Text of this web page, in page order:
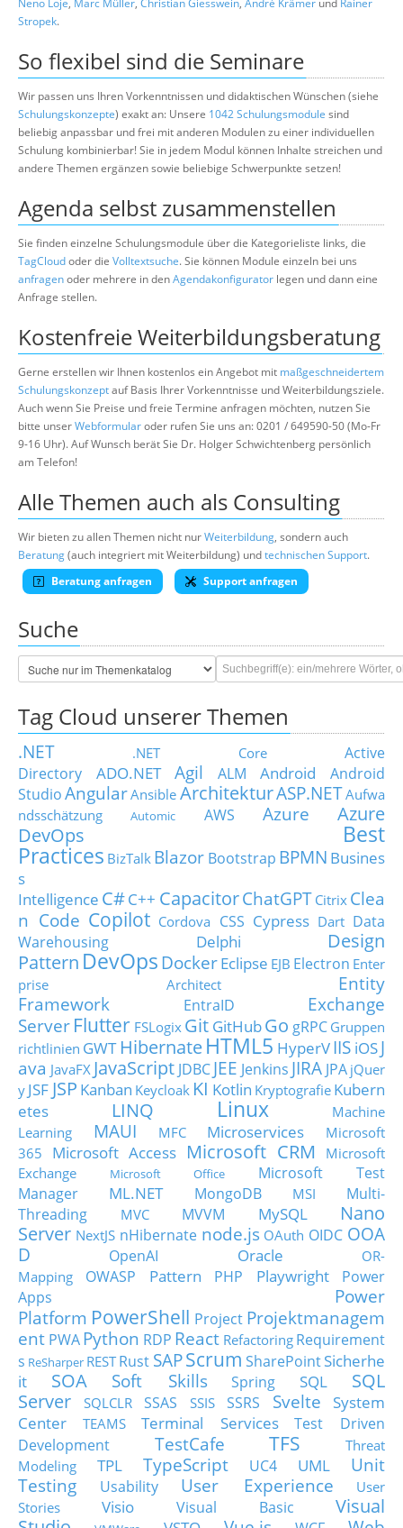
Neno Loje, Marc Müller, Christian Giesswein, André Krämer und Rainer
Stropek.
So flexibel sind die Seminare
Wir passen uns Ihren Vorkenntnissen und didaktischen Wünschen (siehe
Schulungskonzepte) exakt an: Unsere 1042 Schulungsmodule sind
beliebig anpassbar und frei mit anderen Modulen zu einer individuellen
Schulung kombinierbar! Sie in jedem Modul können Inhalte streichen und
andere Themen ergänzen sowie beliebige Schwerpunkte setzen!
Agenda selbst zusammenstellen
Sie finden einzelne Schulungsmodule über die Kategorieliste links, die
TagCloudoder die Volltextsuche. Sie können Module einzeln bei uns
anfragenoder mehrere in denAgendakonfigurator legen und dann eine
Anfrage stellen.
Kostenfreie Weiterbildungsberatung
Gerne erstellen wir Ihnen kostenlos ein Angebot mit maßgeschneidertem
Schulungskonzeptauf Basis Ihrer Vorkenntnisse und Weiterbildungsziele.
Auch wenn Sie Preise und freie Termine anfragen möchten, nutzen Sie
bitte unserWebformularoder rufen Sie uns an: 0201 / 649590-50 (Mo-Fr
9-16 Uhr). Auf Wunsch berät Sie Dr. Holger Schwichtenberg persönlich
am Telefon!
Alle Themen auch als Consulting
Wir bieten zu allen Themen nicht nurWeiterbildung, sondern auch
Beratung(auch integriert mit Weiterbildung) undtechnischen Support.
Beratung anfragen
Support anfragen
Suche
Tag Cloud unserer Themen
.NET .NET Core
Active
Directory
ADO.NET Agil ALM Android
Android
StudioAngularAnsible ArchitekturASP.NETAufwa
ndsschätzung
Automic AWS Azure
Azure
DevOps
Best
Practices BizTalk Blazor Bootstrap BPMN Busines
s
Intelligence C#C++ CapacitorChatGPT Citrix Clea
n Code Copilot Cordova CSS Cypress Dart Data
Warehousing
Delphi
Design
Pattern DevOps DockerEclipse EJB Electron Enter
prise Architect
Entity
Framework
EntraID
Exchange
Server Flutter FSLogix Git GitHubGo gRPC Gruppen
richtlinien GWT HibernateHTML5 HyperVIIS iOSJ
ava JavaFX JavaScript JDBC JEE Jenkins JIRA JPA jQuer
y JSF JSP Kanban Keycloak KI Kotlin Kryptografie Kubern
etes
LINQ Linux
Machine
Learning
MAUI MFC Microservices
Microsoft
365
Microsoft Access Microsoft CRM
Microsoft
Exchange
Microsoft Office
Microsoft Test
Manager
ML.NET MongoDB MSI
Multi-
Threading
MVC MVVM MySQL
Nano
Server NextJS nHibernate node.js OAuth OIDC OOA
D
OpenAI Oracle
OR-
Mapping
OWASP Pattern PHP Playwright
Power
Apps
Power
Platform PowerShell Project Projektmanagem
ent PWA Python RDP React Refactoring Requirement
s ReSharper RESTRust SAPScrum SharePointSicherhe
it
SOA Soft Skills Spring SQL
SQL
Server
SQLCLR SSAS SSIS SSRS Svelte
System
Center
TEAMS Terminal Services
Test Driven
Development
TestCafe TFS
Threat
Modeling
TPL TypeScript UC4 UML
Unit
Testing
Usability User Experience
User
Stories
Visio Visual Basic
Visual